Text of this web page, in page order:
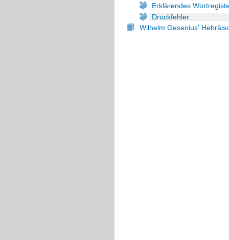
Erklärendes
Druckfehler.
Wilhelm Gesenius'